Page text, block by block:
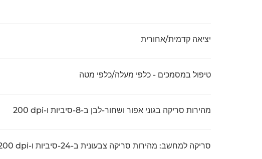
יציאה קדמית/אחורית
טיפול במסמכים - כלפי מעלה/כלפי מטה
מהירות סריקה בגוני אפור ושחור-לבן ב-8-סיביות ו-‎200 dpi‎
סריקה למחשב: מהירות סריקה צבעונית ב-24-סיביות ו-‎200 dpi